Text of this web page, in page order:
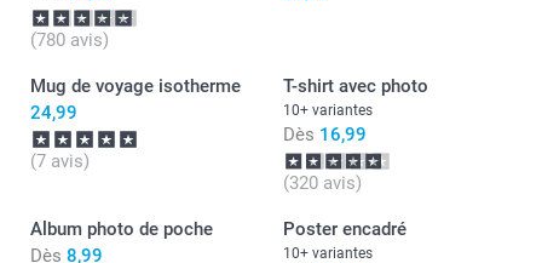
(780 avis)
Mug de voyage isotherme
24,99
(7 avis)
T-shirt avec photo
10+ variantes
Dès 16,99
(320 avis)
Album photo de poche
Dès 8,99
Poster encadré
10+ variantes